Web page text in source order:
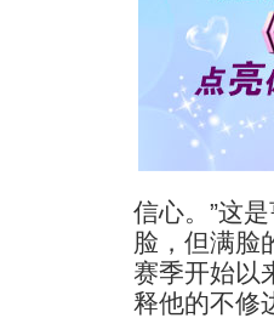
信心。”这
脸，但满脸
赛季开始以
释他的不修